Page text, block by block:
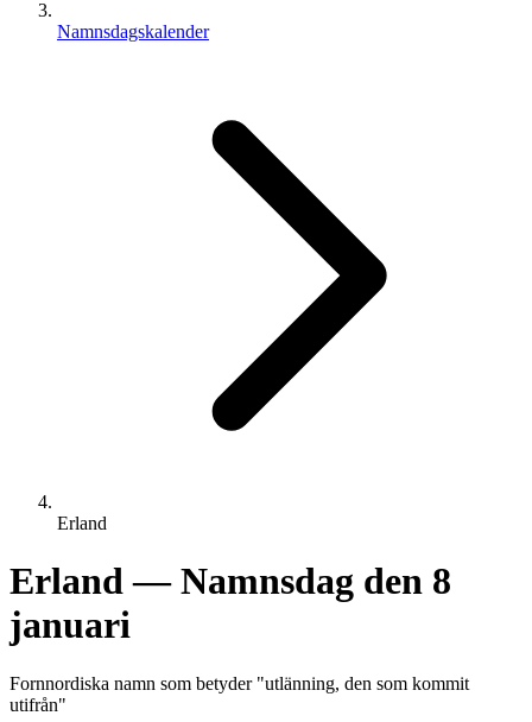
Namnsdagskalender
Erland
Erland— Namnsdag den 8
januari
Fornnordiska namn som betyder "utlänning, den som kommit
utifrån"